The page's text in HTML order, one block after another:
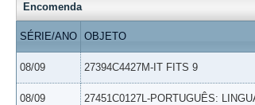
Encomenda
SÉRIE/ANO OBJETO
08/09 27394C4427M-IT FITS 9
08/09 27451C0127L-PORTUGUÊS: